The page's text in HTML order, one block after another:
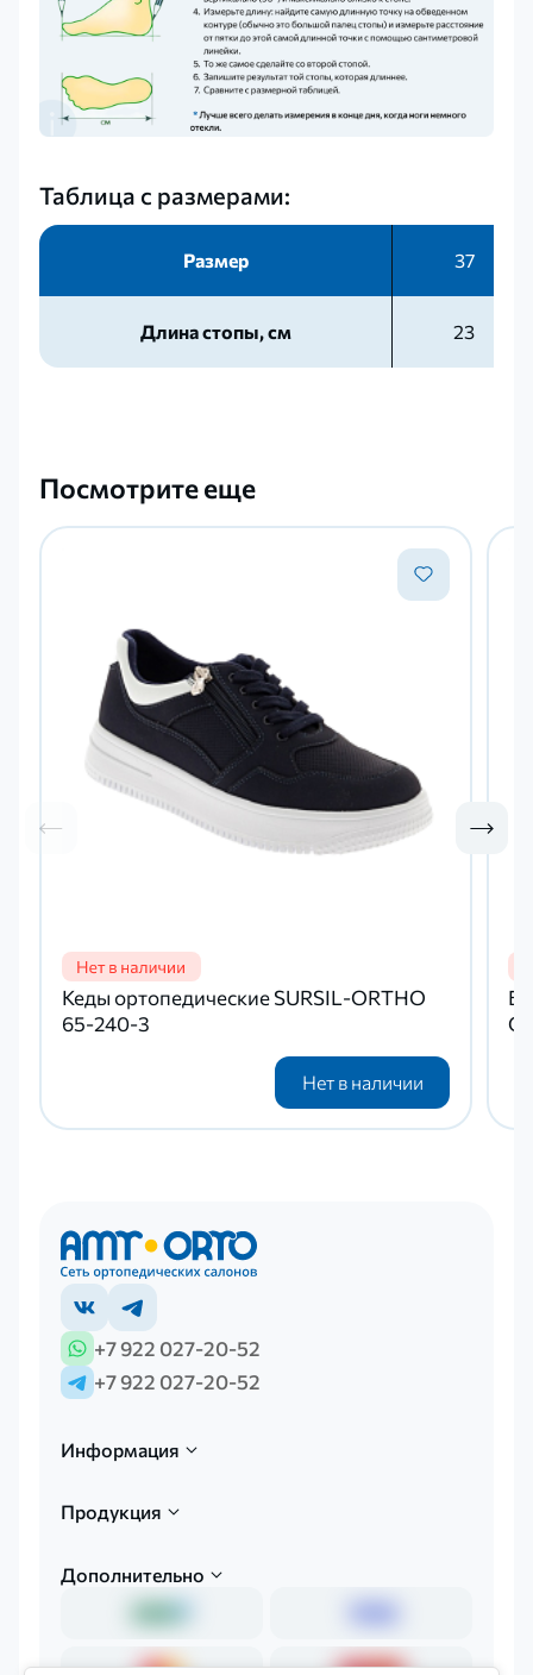
Таблица с размерами:
Размер 37
Длина стопы, см 23
Посмотрите еще
Кеды ортопедические SURSIL-ORTHO
65-240-3
Нет в наличии
+7 922 027-20-52
+7 922 027-20-52
Информация
Продукция
Дополнительно